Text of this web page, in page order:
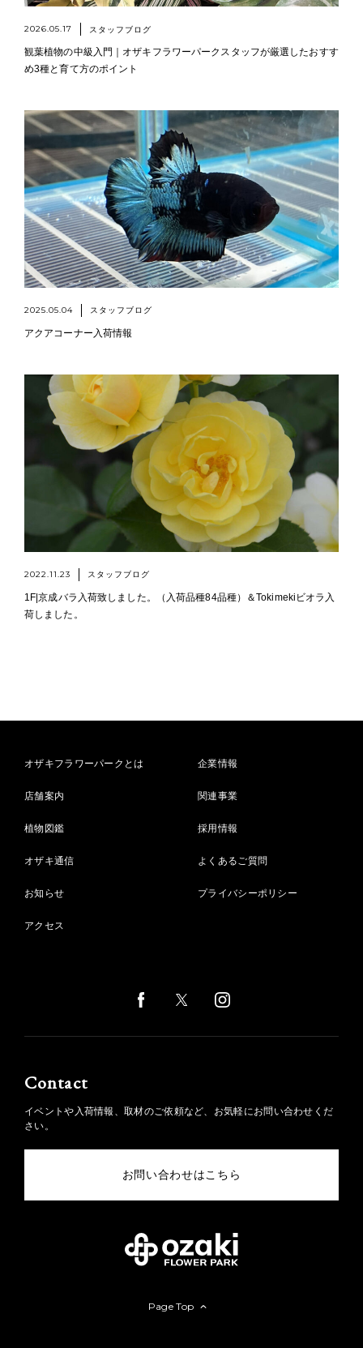
2026.05.17 スタッフブログ
観葉植物の中級入門｜オザキフラワーパークスタッフが厳選したおすす
め3種と育て方のポイント
2025.05.04 スタッフブログ
アクアコーナー入荷情報
2022.11.23 スタッフブログ
1F|京成バラ入荷致しました。（入荷品種84品種）＆Tokimekiビオラ入
荷しました。
オザキフラワーパークとは
店舗案内
植物図鑑
オザキ通信
お知らせ
アクセス
企業情報
関連事業
採用情報
よくあるご質問
プライバシーポリシー
Contact
イベントや入荷情報、取材のご依頼など、お気軽にお問い合わせくだ
さい。
お問い合わせはこちら
Page Top